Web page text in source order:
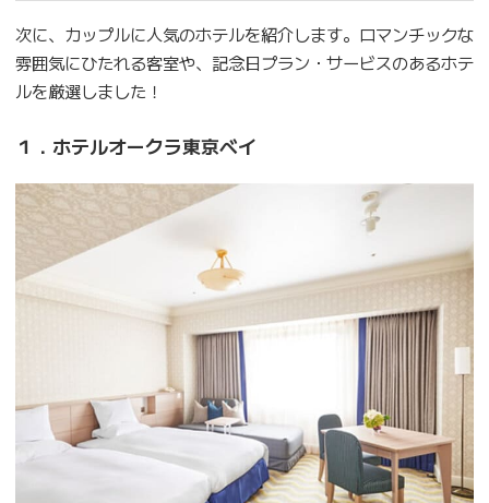
次に、カップルに人気のホテルを紹介します。ロマンチックな
雰囲気にひたれる客室や、記念日プラン・サービスのあるホテ
ルを厳選しました！
１．ホテルオークラ東京ベイ